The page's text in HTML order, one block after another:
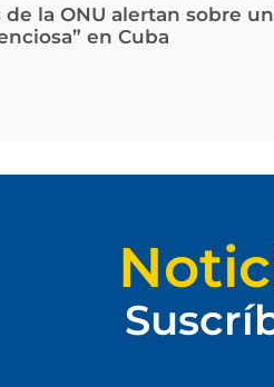
de la ONU alertan sobre
en Cuba